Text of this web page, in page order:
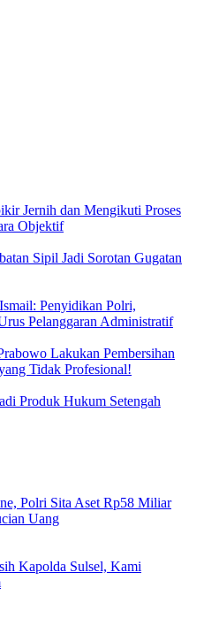
Jernih dan Mengikuti Proses
Objektif
Sipil Jadi Sorotan Gugatan
Penyidikan Polri,
Pelanggaran Administratif
Lakukan Pembersihan
Tidak Profesional!
Produk Hukum Setengah
Polri Sita Aset Rp58 Miliar
Uang
Kapolda Sulsel, Kami